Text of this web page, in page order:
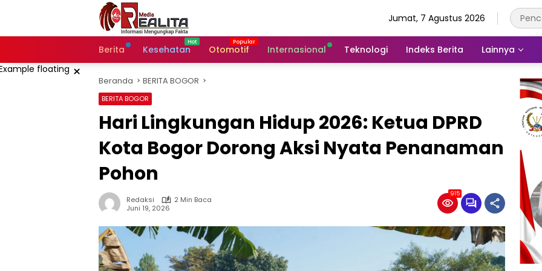
Jumat, 7 Agustus 2026
Berita Kesehatan Otomotif Internasional Teknologi Indeks Berita Lainnya
× Beranda BERITA BOGOR
BERITA BOGOR
Hari Lingkungan Hidup 2026: Ketua DPRD
Kota Bogor Dorong Aksi Nyata Penanaman
Pohon
Redaksi
2 Min Baca
Juni 19, 2026
915